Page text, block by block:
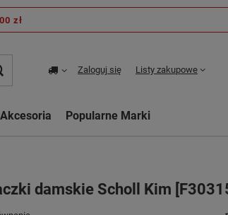
zł
Zaloguj się Listy zakupowe
Akcesoria Popularne Marki
damskie Scholl Kim